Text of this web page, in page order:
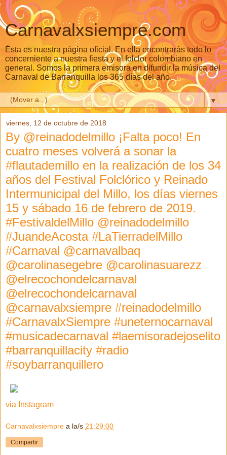
Carnavalxsiempre.com
Ésta es nuestra página oficial. En ella encontrarás todo lo
concerniente a nuestra fiesta y el folclor colombiano en
general. Somos la primera emisora en difundir la música del
Carnaval de Barranquilla los 365 días del año.
▼
viernes, 12 de octubre de 2018
By @reinadodelmillo ¡Falta poco! En
cuatro meses volverá a sonar la
#flautademillo en la realización de los 34
años del Festival Folclórico y Reinado
Intermunicipal del Millo, los días viernes
15 y sábado 16 de febrero de 2019.
#FestivaldelMillo @reinadodelmillo
#JuandeAcosta #LaTierradelMillo
#Carnaval @carnavalbaq
@carolinasegebre @carolinasuarezz
@elrecochondelcarnaval
@elrecochondelcarnaval
@carnavalxsiempre #reinadodelmillo
#CarnavalxSiempre #uneternocarnaval
#musicadecarnaval #laemisoradejoselito
#barranquillacity #radio
#soybarranquillero
via Instagram
Carnavalxsiempre a la/s 21:29:00
Compartir